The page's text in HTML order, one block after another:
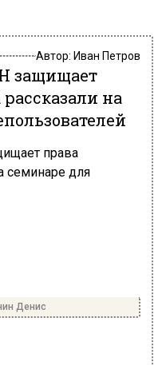
Автор: Иван Петров
защищает
на
Денис